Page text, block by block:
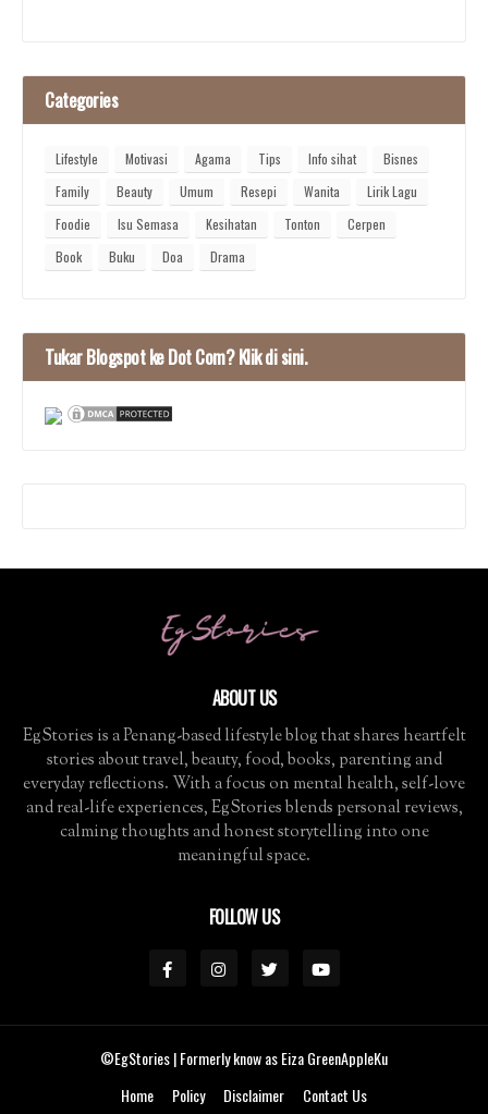
Categories
Lifestyle Motivasi Agama Tips Info sihat
Bisnes
Family
Beauty Umum Resepi Wanita
Lirik Lagu
Foodie
Isu Semasa Kesihatan Tonton
Cerpen
Book
Buku Doa Drama
Tukar Blogspot ke Dot Com? Klik di sini.
ABOUT US
EgStories is a Penang-based lifestyle blog that shares heartfelt
stories about travel, beauty, food, books, parenting and
everyday reflections. With a focus on mental health, self-love
and real-life experiences, EgStories blends personal reviews,
calming thoughts and honest storytelling into one
meaningful space.
FOLLOW US
©EgStories| Formerly know as Eiza GreenAppleKu
Home
Policy Disclaimer Contact Us